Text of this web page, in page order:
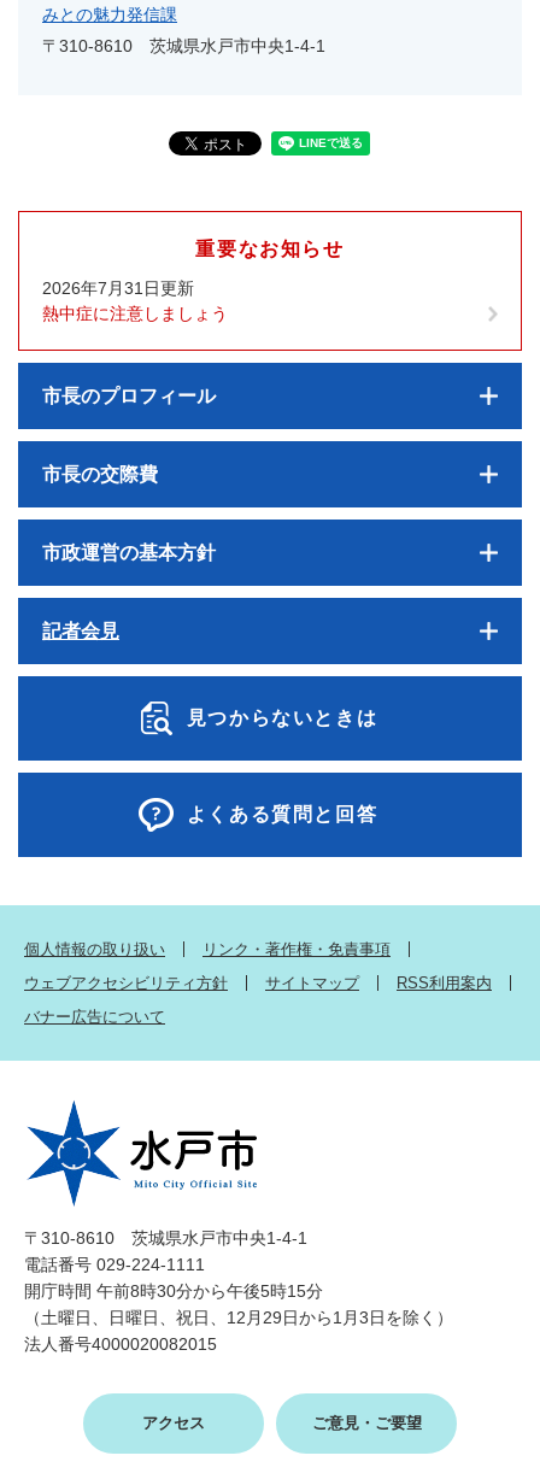
みとの魅力発信課
〒310-8610
茨城県水戸市中央1-4-1
重要なお知らせ
2026年7月31日更新
熱中症に注意しましょう
市長のプロフィール
市長の交際費
市政運営の基本方針
記者会見
見つからないときは
よくある質問と回答
個人情報の取り扱い
リンク・著作権・免責事項
ウェブアクセシビリティ方針
サイトマップ
RSS利用案内
バナー広告について
〒310-8610 茨城県水戸市中央1-4-1
電話番号 029-224-1111
開庁時間 午前8時30分から午後5時15分
（土曜日、日曜日、祝日、12月29日から1月3日を除く）
法人番号4000020082015
アクセス ご意見・ご要望